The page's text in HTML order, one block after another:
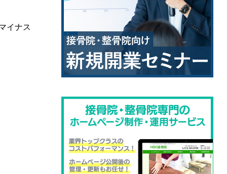
イナス